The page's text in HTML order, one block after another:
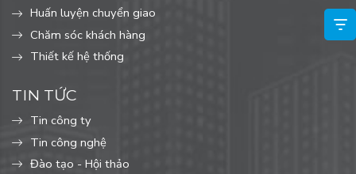
Huấn luyện chuyển giao
Chăm sóc khách hàng
Thiết kế hệ thống
TIN TỨC
Tin công ty
Tin công nghệ
Đào tạo - Hội thảo